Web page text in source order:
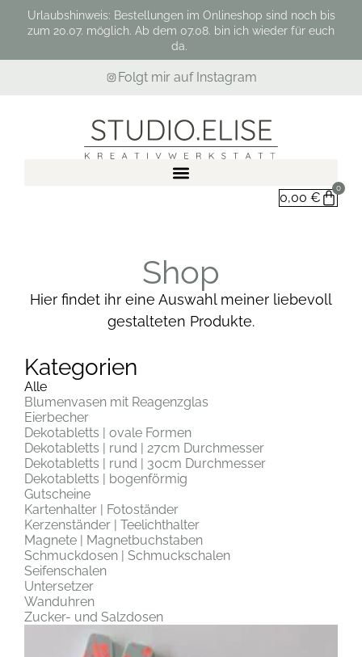
Urlaubshinweis: Bestellungen im Onlineshop sind noch bis
zum 20.07. möglich. Ab dem 07.08. bin ich wieder für euch
da.
Folgt mir auf Instagram
0,00 €
0
Shop
Hier findet ihr eine Auswahl meiner liebevoll
gestalteten Produkte.
Kategorien
Blumenvasen mit Reagenzglas
Eierbecher
Dekotabletts | ovale Formen
Dekotabletts | rund | 27cm Durchmesser
Dekotabletts | rund | 30cm Durchmesser
Dekotabletts | bogenförmig
Gutscheine
Kartenhalter | Fotoständer
Kerzenständer | Teelichthalter
Magnete | Magnetbuchstaben
Schmuckdosen | Schmuckschalen
Seifenschalen
Untersetzer
Wanduhren
Zucker- und Salzdosen
Alle